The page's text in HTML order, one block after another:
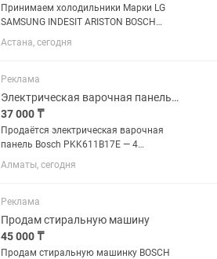
Принимаем холодильники Марки LG
SAMSUNG INDESIT ARISTON BOSCH
Астана, сегодня
Реклама
Электрическая варочная панель Bosch PKK611B17E
37 000 ₸
Продаётся электрическая варочная
панель Bosch PKK611B17E — 4
конфорки — Стеклокерамическая
поверхность — Все нагревательные
Германия — Мощность 5700W
Состояние:...
Алматы, сегодня
Реклама
Продам стиральную машину
45 000 ₸
Продам стиральную машинку BOSCH